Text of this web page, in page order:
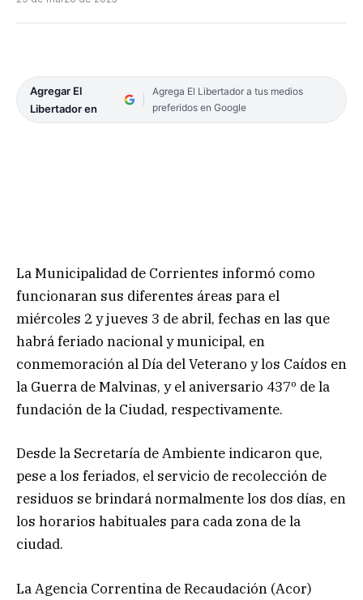
Agregar El
Libertador en
Agrega El Libertador a tus medios
preferidos en Google
La Municipalidad de Corrientes informó como
funcionaran sus diferentes áreas para el
miércoles 2 y jueves 3 de abril, fechas en las que
habrá feriado nacional y municipal, en
conmemoración al Día del Veterano y los Caídos en
la Guerra de Malvinas, y el aniversario 437º de la
fundación de la Ciudad, respectivamente.
Desde la Secretaría de Ambiente indicaron que,
pese a los feriados, el servicio de recolección de
residuos se brindará normalmente los dos días, en
los horarios habituales para cada zona de la
ciudad.
La Agencia Correntina de Recaudación (Acor)